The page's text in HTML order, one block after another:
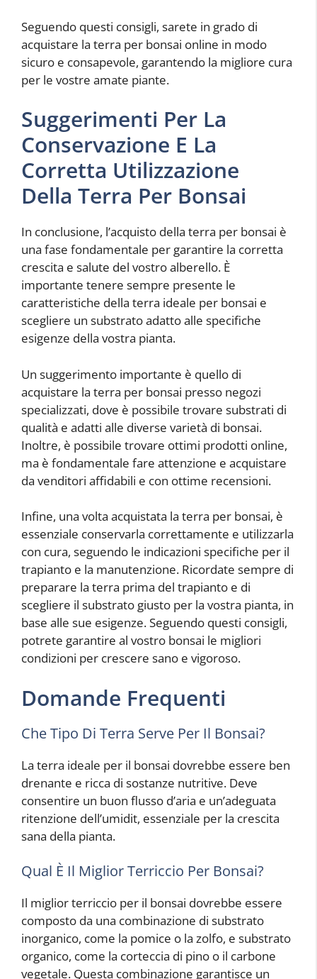
Seguendo questi consigli, sarete in grado di
acquistare la terra per bonsai online in modo
sicuro e consapevole, garantendo la migliore cura
per le vostre amate piante.
Suggerimenti Per La
Conservazione E La
Corretta Utilizzazione
Della Terra Per Bonsai
In conclusione, l’acquisto della terra per bonsai è
una fase fondamentale per garantire la corretta
crescita e salute del vostro alberello. È
importante tenere sempre presente le
caratteristiche della terra ideale per bonsai e
scegliere un substrato adatto alle specifiche
esigenze della vostra pianta.
Un suggerimento importante è quello di
acquistare la terra per bonsai presso negozi
specializzati, dove è possibile trovare substrati di
qualità e adatti alle diverse varietà di bonsai.
Inoltre, è possibile trovare ottimi prodotti online,
ma è fondamentale fare attenzione e acquistare
da venditori affidabili e con ottime recensioni.
Infine, una volta acquistata la terra per bonsai, è
essenziale conservarla correttamente e utilizzarla
con cura, seguendo le indicazioni specifiche per il
trapianto e la manutenzione. Ricordate sempre di
preparare la terra prima del trapianto e di
scegliere il substrato giusto per la vostra pianta, in
base alle sue esigenze. Seguendo questi consigli,
potrete garantire al vostro bonsai le migliori
condizioni per crescere sano e vigoroso.
Domande Frequenti
Che Tipo Di Terra Serve Per Il Bonsai?
La terra ideale per il bonsai dovrebbe essere ben
drenante e ricca di sostanze nutritive. Deve
consentire un buon flusso d’aria e un’adeguata
ritenzione dell’umidit, essenziale per la crescita
sana della pianta.
Qual È Il Miglior Terriccio Per Bonsai?
Il miglior terriccio per il bonsai dovrebbe essere
composto da una combinazione di substrato
inorganico, come la pomice o la zolfo, e substrato
organico, come la corteccia di pino o il carbone
vegetale. Questa combinazione garantisce un